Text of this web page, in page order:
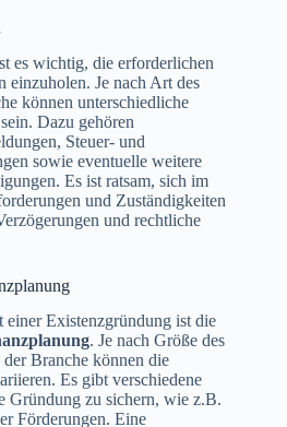
es wichtig, die erforderlichen
einzuholen. Je nach Art des
können unterschiedliche
Dazu gehören
Steuer- und
sowie eventuelle weitere
Es ist ratsam, sich im
und Zuständigkeiten
und rechtliche
Existenzgründung ist die
. Je nach Größe des
Branche können die
Es gibt verschiedene
zu sichern, wie z.B.
Förderungen. Eine